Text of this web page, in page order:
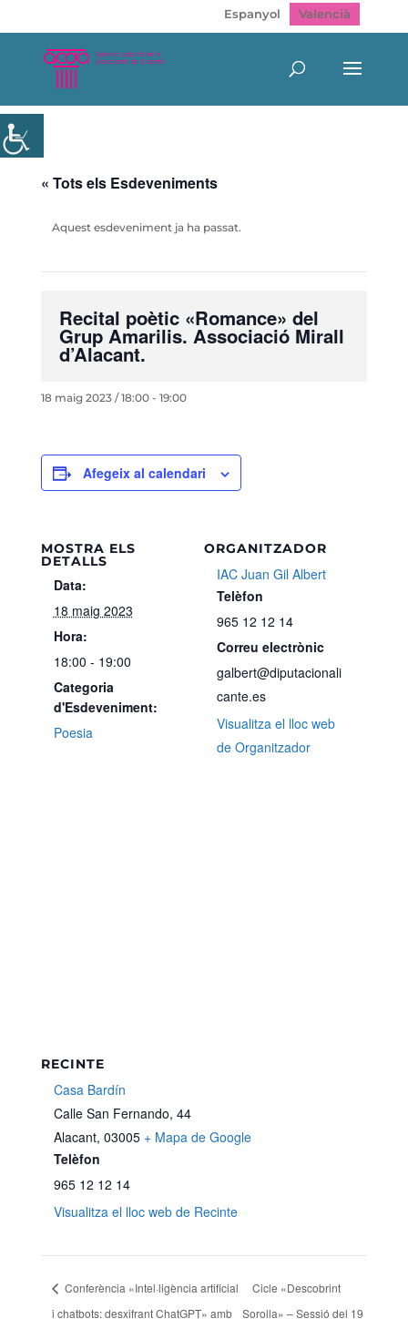
Espanyol Valencià
« Tots els Esdeveniments
Aquest esdeveniment ja ha passat.
Recital poètic «Romance» del
Grup Amarilis. Associació Mirall
d’Alacant.
18 maig 2023 / 18:00- 19:00
Afegeix al calendari
MOSTRA ELS
DETALLS
Data:
18 maig 2023
Hora:
18:00 - 19:00
Categoria
d'Esdeveniment:
Poesia
ORGANITZADOR
IAC Juan Gil Albert
Telèfon
965 12 12 14
Correu electrònic
galbert@diputacionali
cante.es
Visualitza el lloc web
de Organitzador
RECINTE
Casa Bardín
Calle San Fernando, 44
Alacant, 03005 + Mapa de Google
Telèfon
965 12 12 14
Visualitza el lloc web de Recinte
Conferència «Intel·ligència artificial
i chatbots: desxifrant ChatGPT» amb
Cicle «Descobrint
Sorolla» – Sessió del 19